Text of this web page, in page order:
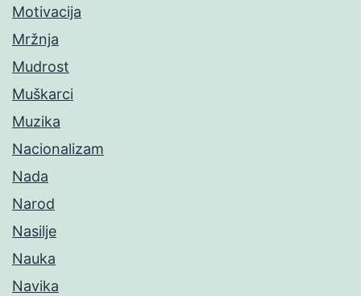
Motivacija
Mržnja
Mudrost
Muškarci
Muzika
Nacionalizam
Nada
Narod
Nasilje
Nauka
Navika